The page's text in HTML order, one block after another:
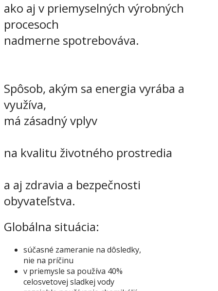
ako aj v priemyselných výrobných
procesoch
nadmerne spotrebováva.
Spôsob, akým sa energia vyrába a
využíva,
má zásadný vplyv
na kvalitu životného prostredia
a aj zdravia a bezpečnosti
obyvateľstva.
Globálna situácia:
súčasné zameranie na dôsledky,
nie na príčinu
v priemysle sa používa 40%
celosvetovej sladkej vody